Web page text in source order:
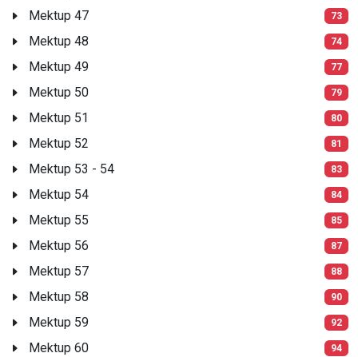
Mektup 47 73
Mektup 48 74
Mektup 49 77
Mektup 50 79
Mektup 51 80
Mektup 52 81
Mektup 53 - 54 83
Mektup 54 84
Mektup 55 85
Mektup 56 87
Mektup 57 88
Mektup 58 90
Mektup 59 92
Mektup 60 94